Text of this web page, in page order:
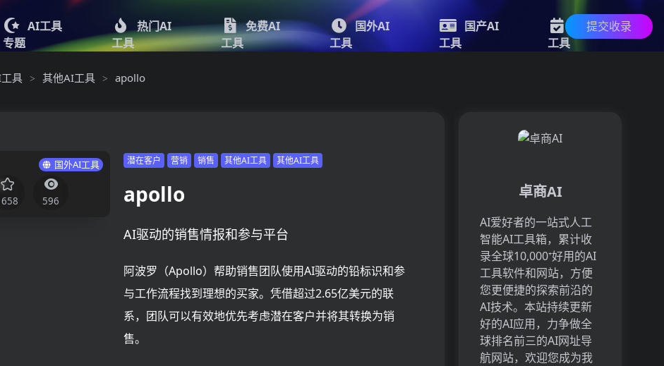
AI工具
专题
热门AI
工具
免费AI
工具
国外AI
工具
国产AI
工具
新的AI
工具
提交收录
具 > 其他AI工具 > apollo
国外AI工具
596
潜在客户 营销 销售 其他AI工具 其他AI工具
apollo
AI驱动的销售情报和参与平台
阿波罗（Apollo）帮助销售团队使用AI驱动的铅标识和参
与工作流程找到理想的买家。凭借超过2.65亿美元的联
系，团队可以有效地优先考虑潜在客户并将其转换为销
售。
卓商AI
AI爱好者的一站式人工
智能AI工具箱，累计收
录全球10,000⁺好用的AI
工具软件和网站，方便
您更便捷的探索前沿的
AI技术。本站持续更新
好的AI应用，力争做全
球排名前三的AI网址导
航网站，欢迎您成为我